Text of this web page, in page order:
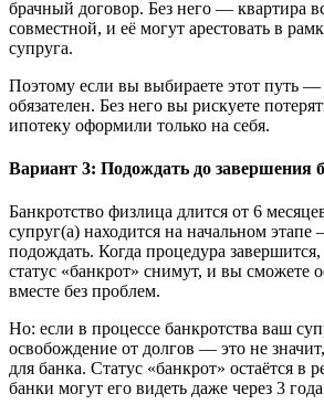
брачный договор. Без него — квартира
совместной, и её могут арестовать в
супруга.
Поэтому если вы выбираете этот путь
обязателен. Без него вы рискуете
ипотеку оформили только на себя.
Вариант 3: Подождать до завершения
Банкротство физлица длится от 6
супруг(а) находится на начальном
подождать. Когда процедура завершится,
статус «банкрот» снимут, и вы сможете
вместе без проблем.
Но: если в процессе банкротства ваш
освобождение от долгов — это не
для банка. Статус «банкрот» остаётся в
банки могут его видеть даже через 3